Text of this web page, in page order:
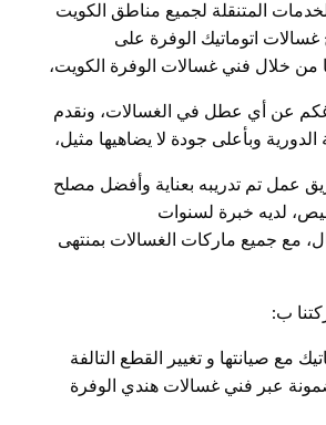
المتنقلة لجميع مناطق الكويت
اتوماتيك الوفرة على
عن أي عطل في الغسالات، ونقدم
الدورية وبأعلى جودة لا يضاهيها مثيل،
عمل تم تدريبه بعناية وأفضل مصلح
لديه خبرة لسنوات
مع جميع ماركات الغسالات بمنتهى
ب:
مع صيانتها و تغيير القطع التالفة
عبر فني غسالات هندي الوفرة